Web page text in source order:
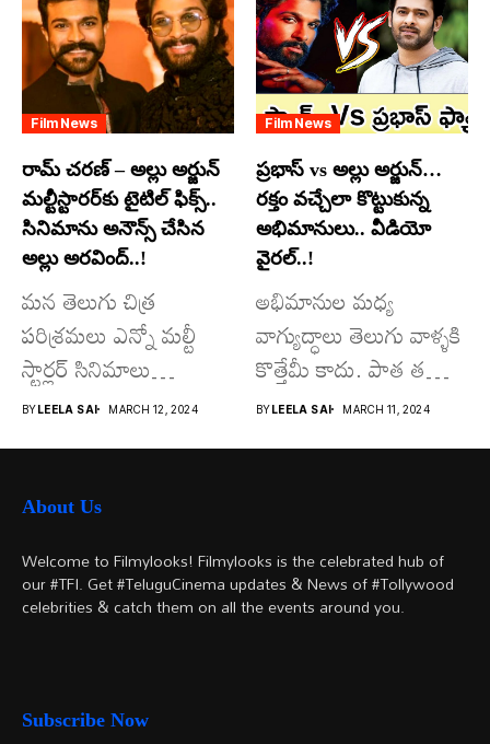
Film News
రామ్ చరణ్ – అల్లు అర్జున్
మల్టీస్టారర్​కు టైటిల్ ఫిక్స్..
సినిమాను అనౌన్స్ చేసిన
అల్లు అరవింద్..!
మన తెలుగు చిత్ర
పరిశ్రమలు ఎన్నో మల్టీ
స్టార్లర్ సినిమాలు
వచ్చాయి.. కొన్ని సినిమాలు
అయితే...
BYLEELA SAI MARCH 12, 2024
Film News
ప్రభాస్ vs అల్లు అర్జున్…
రక్తం వచ్చేలా కొట్టుకున్న
అభిమానులు.. వీడియో
వైరల్..!
అభిమానుల మధ్య
వాగ్యుద్ధాలు తెలుగు వాళ్ళకి
కొత్తేమీ కాదు. పాత తరం
నటుల నుంచి నేటి...
BYLEELA SAI MARCH 11, 2024
About Us
Welcome to Filmylooks! Filmylooks is the celebrated hub of
our #TFI. Get #TeluguCinema updates & News of #Tollywood
celebrities & catch them on all the events around you.
Subscribe Now